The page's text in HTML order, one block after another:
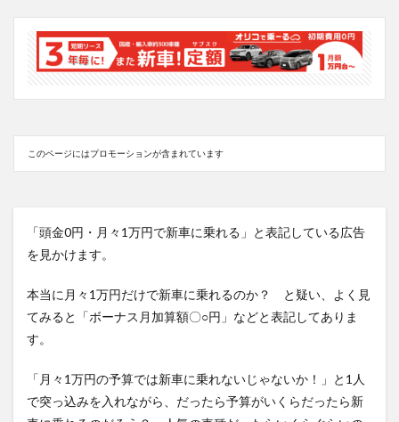
このページにはプロモーションが含まれています
「頭金0円・月々1万円で新車に乗れる」と表記している広告
を見かけます。
本当に月々1万円だけで新車に乗れるのか？ と疑い、よく見
てみると「ボーナス月加算額〇○円」などと表記してありま
す。
「月々1万円の予算では新車に乗れないじゃないか！」と1人
で突っ込みを入れながら、だったら予算がいくらだったら新